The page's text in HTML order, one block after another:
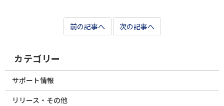
前の記事へ 次の記事へ
カテゴリー
サポート情報
リリース・その他